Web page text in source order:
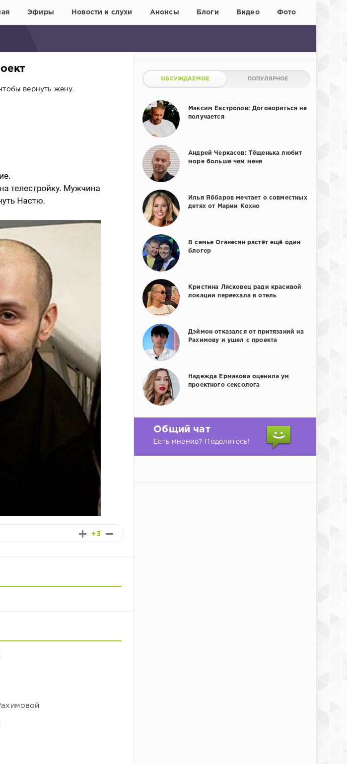
Эфиры Новости и слухи Анонсы Блоги Видео Фото
вернуть жену.
+3
ОБСУЖДАЕМОЕ ПОПУЛЯРНОЕ
Максим Евстропов: Договориться не
получается
Андрей Черкасов: Тёщенька любит
море больше чем меня
Илья Яббаров мечтает о совместных
детях от Марии Кохно
В семье Оганесян растёт ещё один
блогер
Кристина Лясковец ради красивой
локации переехала в отель
Дэймон отказался от притязаний на
Рахимову и ушел с проекта
Надежда Ермакова оценила ум
проектного сексолога
Общий чат
Есть мнение? Поделитесь!